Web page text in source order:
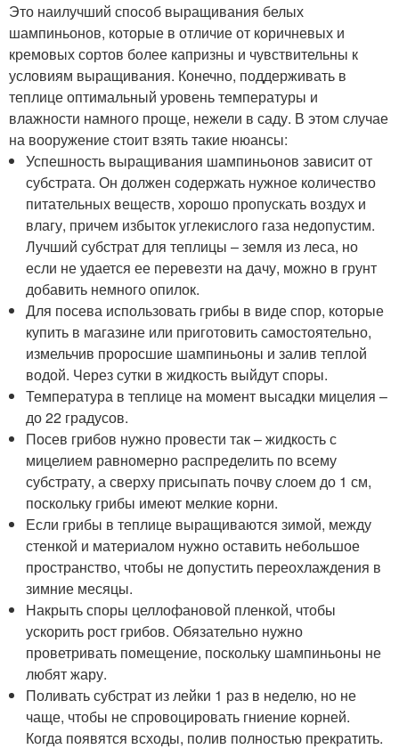
Это наилучший способ выращивания белых
шампиньонов, которые в отличие от коричневых и
кремовых сортов более капризны и чувствительны к
условиям выращивания. Конечно, поддерживать в
теплице оптимальный уровень температуры и
влажности намного проще, нежели в саду. В этом случае
на вооружение стоит взять такие нюансы:
Успешность выращивания шампиньонов зависит от
субстрата. Он должен содержать нужное количество
питательных веществ, хорошо пропускать воздух и
влагу, причем избыток углекислого газа недопустим.
Лучший субстрат для теплицы – земля из леса, но
если не удается ее перевезти на дачу, можно в грунт
добавить немного опилок.
Для посева использовать грибы в виде спор, которые
купить в магазине или приготовить самостоятельно,
измельчив проросшие шампиньоны и залив теплой
водой. Через сутки в жидкость выйдут споры.
Температура в теплице на момент высадки мицелия –
до 22 градусов.
Посев грибов нужно провести так – жидкость с
мицелием равномерно распределить по всему
субстрату, а сверху присыпать почву слоем до 1 см,
поскольку грибы имеют мелкие корни.
Если грибы в теплице выращиваются зимой, между
стенкой и материалом нужно оставить небольшое
пространство, чтобы не допустить переохлаждения в
зимние месяцы.
Накрыть споры целлофановой пленкой, чтобы
ускорить рост грибов. Обязательно нужно
проветривать помещение, поскольку шампиньоны не
любят жару.
Поливать субстрат из лейки 1 раз в неделю, но не
чаще, чтобы не спровоцировать гниение корней.
Когда появятся всходы, полив полностью прекратить.